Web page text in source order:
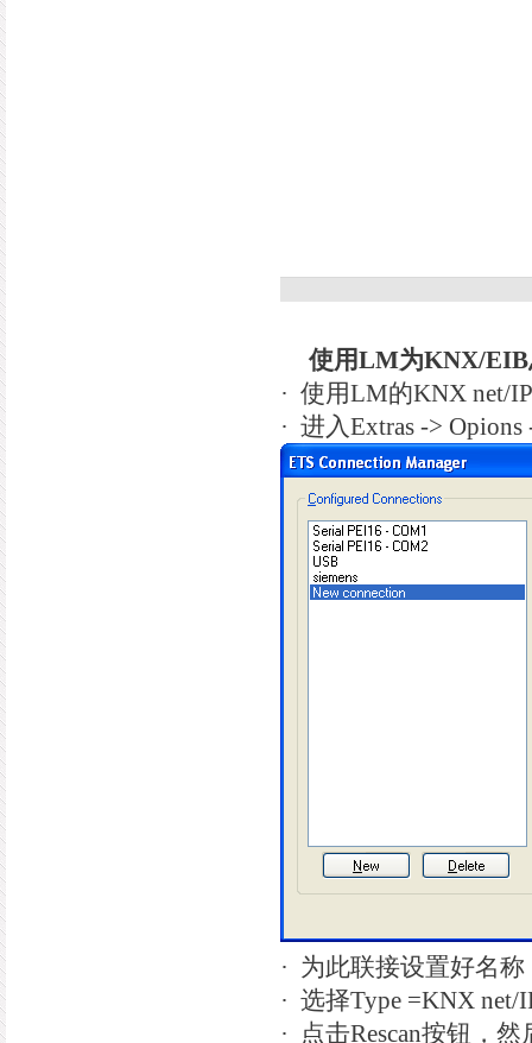
使用LM为KNX/EIB
· 使用LM的KNX net/IP
· 进入Extras ->
· 为此联接设置好名称
· 选择Type =KNX net/
· 点击Rescan按钮，然